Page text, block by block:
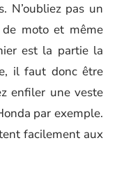
N’oubliez pas un
de moto et même
est la partie la
il faut donc être
enfiler une veste
par exemple.
facilement aux